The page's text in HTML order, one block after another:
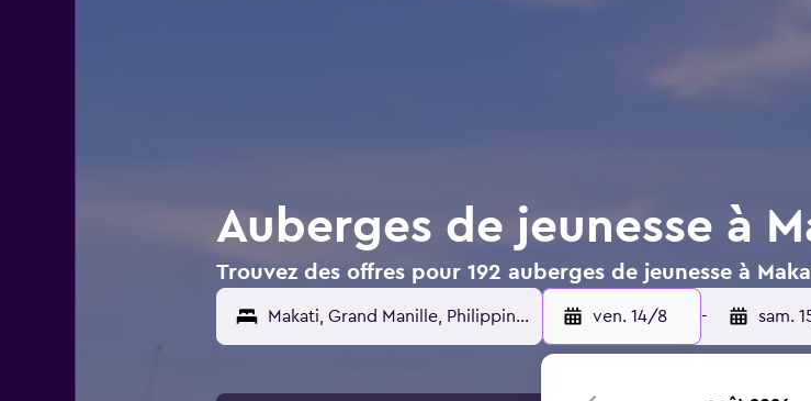
Auberges de jeunesse à
Trouvez des offres pour 192 auberges de jeunesse à
ven. 14/8 - sam.